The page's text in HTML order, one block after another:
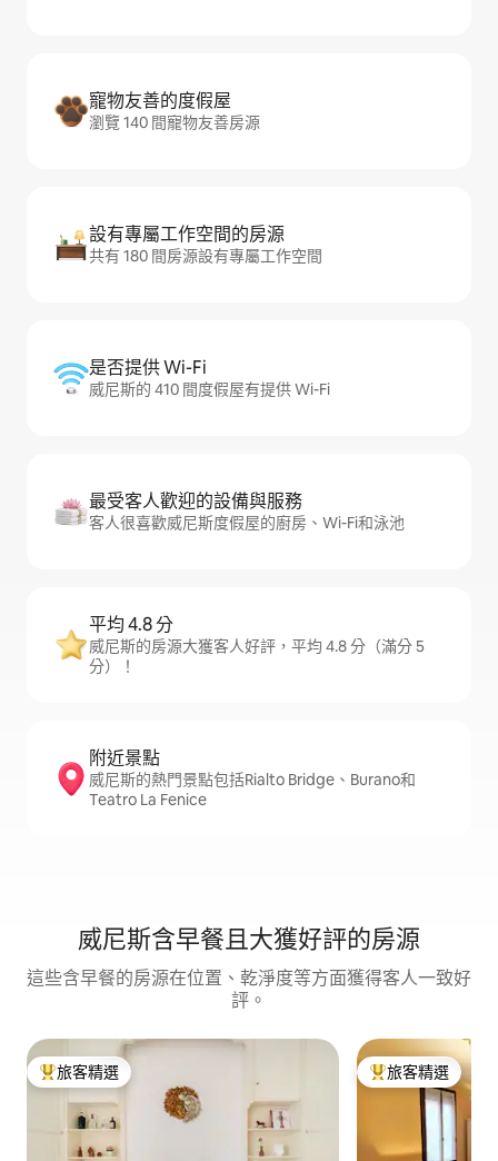
寵物友善的度假屋
瀏覽 140 間寵物友善房源
設有專屬工作空間的房源
共有 180 間房源設有專屬工作空間
是否提供 Wi-Fi
威尼斯的 410 間度假屋有提供 Wi-Fi
最受客人歡迎的設備與服務
客人很喜歡威尼斯度假屋的廚房、Wi-Fi和泳池
平均 4.8 分
威尼斯的房源大獲客人好評，平均 4.8 分（滿分 5
分）！
附近景點
威尼斯的熱門景點包括Rialto Bridge、Burano和
Teatro La Fenice
威尼斯含早餐且大獲好評的房源
這些含早餐的房源在位置、乾淨度等方面獲得客人一致好
評。
旅客精選榜首
旅客精選 旅客精選榜首
旅客精選